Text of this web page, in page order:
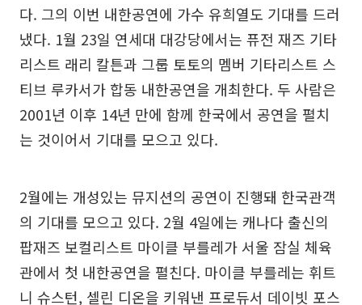
다. 그의 이번 내한공연에 가수 유희열도 기대를 드러
냈다. 1월 23일 연세대 대강당에서는 퓨전 재즈 기타
리스트 래리 칼튼과 그룹 토토의 멤버 기타리스트 스
티브 루카서가 합동 내한공연을 개최한다. 두 사람은
2001년 이후 14년 만에 함께 한국에서 공연을 펼치
는 것이어서 기대를 모으고 있다.
2월에는 개성있는 뮤지션의 공연이 진행돼 한국관객
의 기대를 모으고 있다. 2월 4일에는 캐나다 출신의
팝재즈 보컬리스트 마이클 부를레가 서울 잠실 체육
관에서 첫 내한공연을 펼친다. 마이클 부를레는 휘트
니 슈스턴, 셀린 디온을 키워낸 프로듀서 데이빗 포스